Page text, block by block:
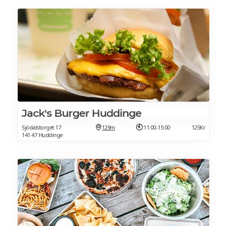
Jack's Burger Huddinge
Sjödalstorget 17
141 47 Huddinge
129m 11:00-15:00 125Kr